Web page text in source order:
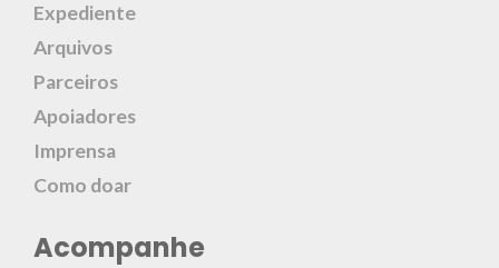
Expediente
Arquivos
Parceiros
Apoiadores
Imprensa
Como doar
Acompanhe